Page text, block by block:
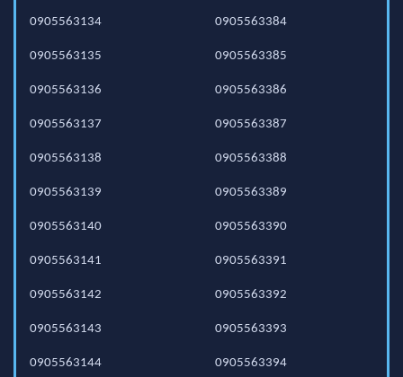
0905563134
0905563135
0905563136
0905563137
0905563138
0905563139
0905563140
0905563141
0905563142
0905563143
0905563144
0905563384
0905563385
0905563386
0905563387
0905563388
0905563389
0905563390
0905563391
0905563392
0905563393
0905563394